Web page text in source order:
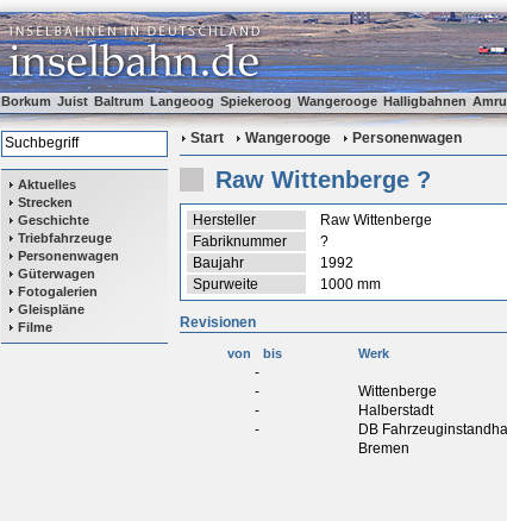
Borkum Juist Baltrum Langeoog Spiekeroog Wangerooge Halligbahnen
Aktuelles
Strecken
Geschichte
Triebfahrzeuge
Personenwagen
Güterwagen
Fotogalerien
Gleispläne
Filme
Start Wangerooge Personenwagen
Raw Wittenberge ?
Hersteller Raw Wittenberge
Fabriknummer
?
Baujahr
1992
Spurweite
1000 mm
Revisionen
von bis Werk
-
-
Wittenberge
-
Halberstadt
-
DB
Bremen